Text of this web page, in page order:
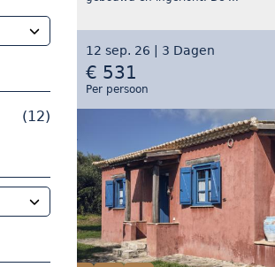
(12)
12 sep. 26 | 3 Dagen
€ 531
Per persoon